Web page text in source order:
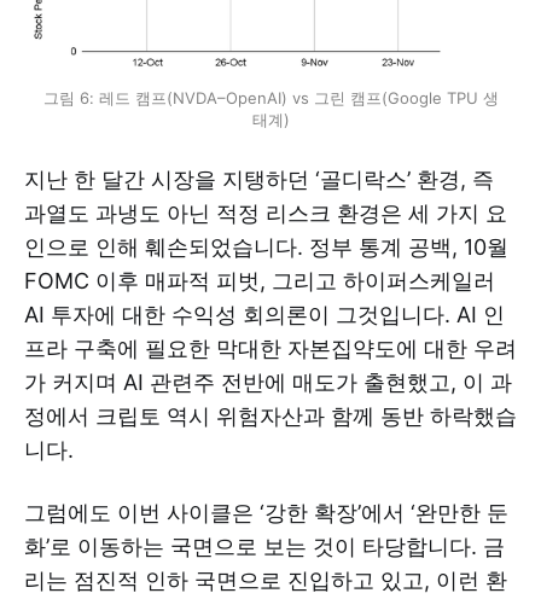
그림 6: 레드 캠프(NVDA–OpenAI) vs 그린 캠프(Google TPU 생
태계)
지난 한 달간 시장을 지탱하던 ‘골디락스’ 환경, 즉
과열도 과냉도 아닌 적정 리스크 환경은 세 가지 요
인으로 인해 훼손되었습니다. 정부 통계 공백, 10월
FOMC 이후 매파적 피벗, 그리고 하이퍼스케일러
AI 투자에 대한 수익성 회의론이 그것입니다. AI 인
프라 구축에 필요한 막대한 자본집약도에 대한 우려
가 커지며 AI 관련주 전반에 매도가 출현했고, 이 과
정에서 크립토 역시 위험자산과 함께 동반 하락했습
니다.
그럼에도 이번 사이클은 ‘강한 확장’에서 ‘완만한 둔
화’로 이동하는 국면으로 보는 것이 타당합니다. 금
리는 점진적 인하 국면으로 진입하고 있고, 이런 환